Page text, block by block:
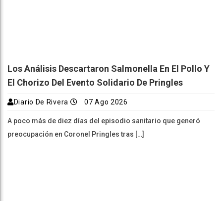
Los Análisis Descartaron Salmonella En El Pollo Y
El Chorizo Del Evento Solidario De Pringles
Diario De Rivera 07 Ago 2026
A poco más de diez días del episodio sanitario que generó
preocupación en Coronel Pringles tras […]